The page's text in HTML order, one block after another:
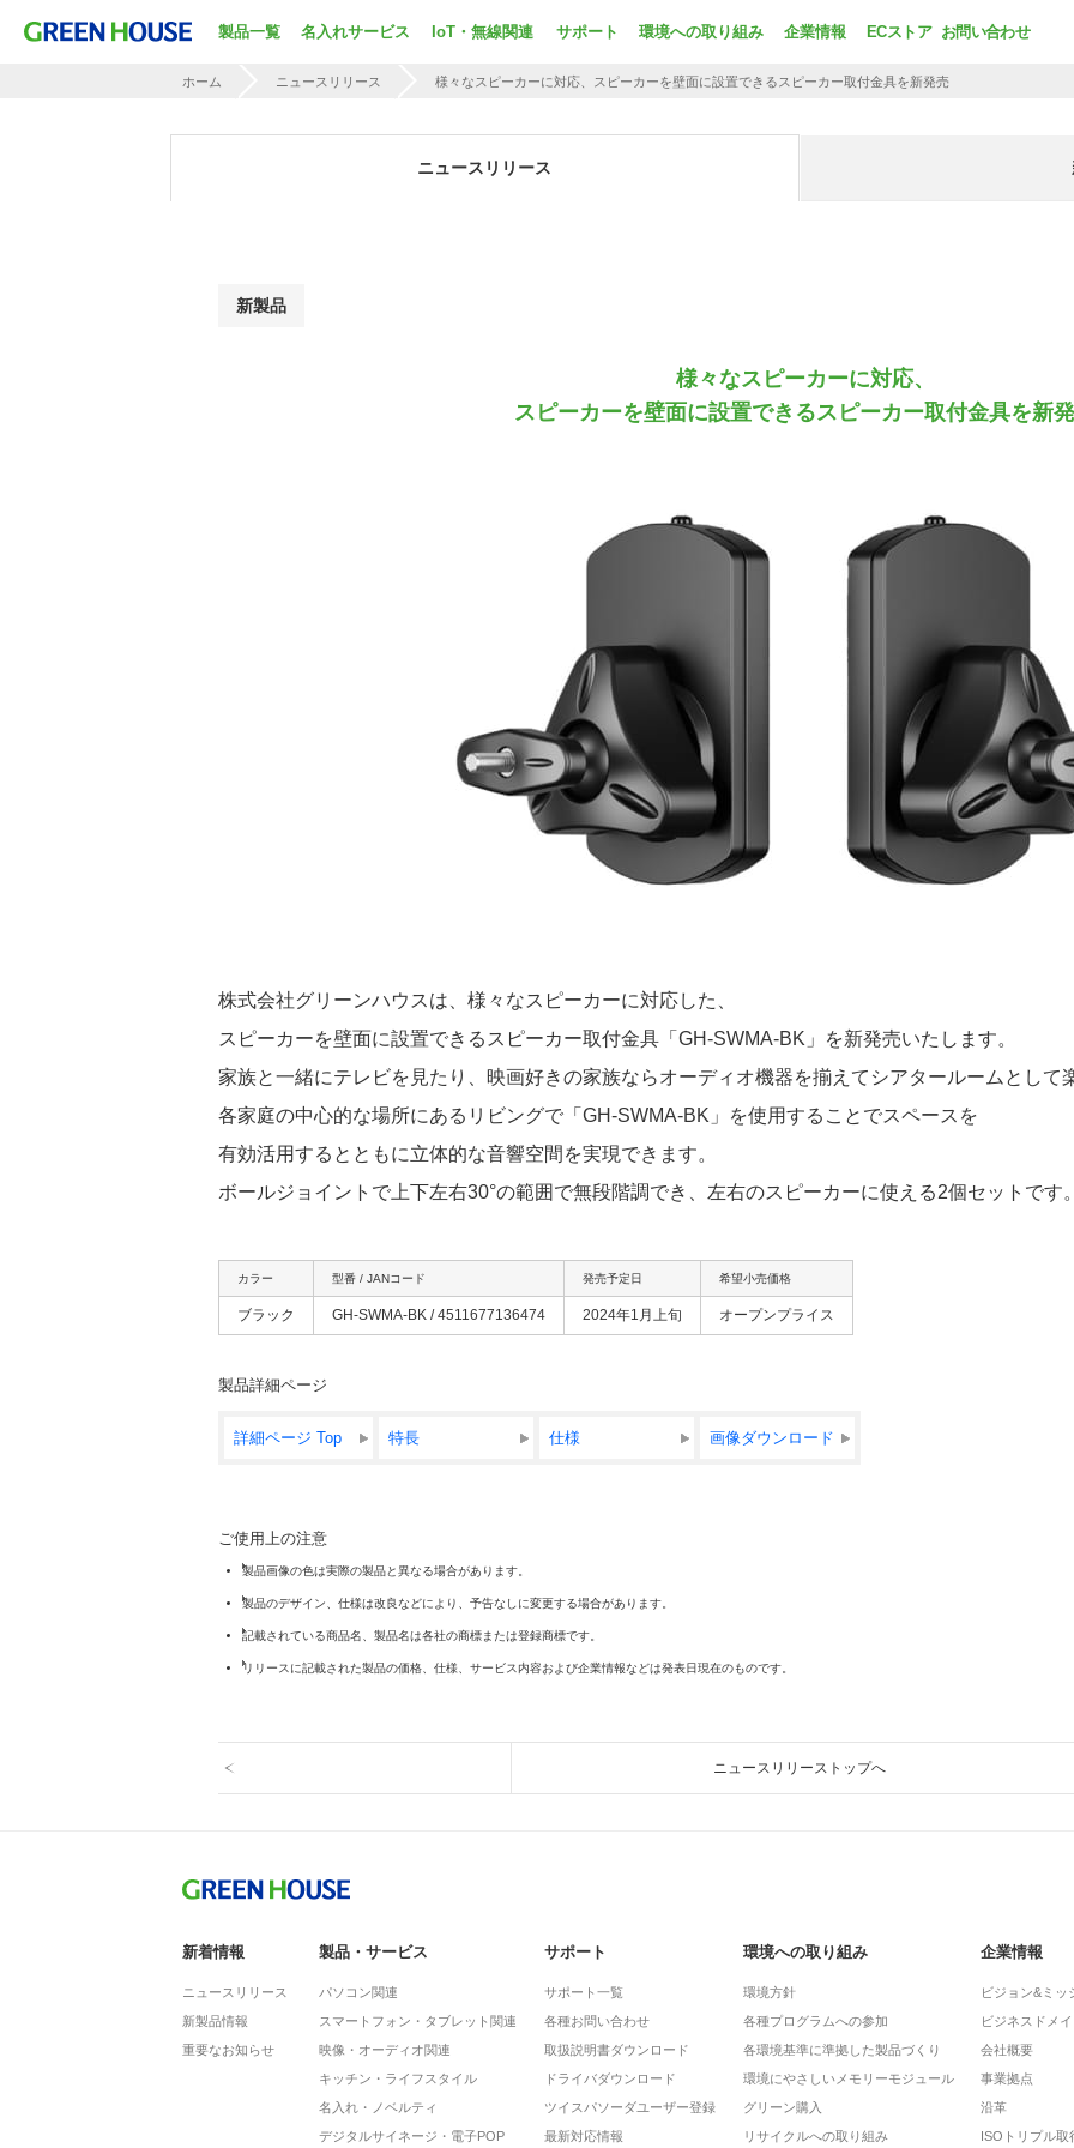
製品一覧 名入れサービス IoT・無線関連 サポート 環境への取り組み 企業情報 ECストア お問い合わせ
ホーム ニュースリリース 様々なスピーカーに対応、 スピーカーを壁面に設置できるスピーカー取付金具を新発売
ニュースリリース
新製品
様々なスピーカーに対応、
スピーカーを壁面に設置できるスピーカー取付金具を新
株式会社グリーンハウスは、様々なスピーカーに対応した、
スピーカーを壁面に設置できるスピーカー取付金具「GH-SWMA-BK」を新発売いたします。
家族と一緒にテレビを見たり、映画好きの家族ならオーディオ機器を揃えてシアタールームとして
各家庭の中心的な場所にあるリビングで「GH-SWMA-BK」を使用することでスペースを
有効活用するとともに立体的な音響空間を実現できます。
ボールジョイントで上下左右30°の範囲で無段階調でき、左右のスピーカーに使える2個セットです。
カラー 型番 / JANコード 発売予定日 希望小売価格
ブラック GH-SWMA-BK / 4511677136474 2024年1月上旬 オープンプライス
製品詳細ページ
詳細ページ Top 特長 仕様 画像ダウンロード
ご使用上の注意
製品画像の色は実際の製品と異なる場合があります。
製品のデザイン、仕様は改良などにより、予告なしに変更する場合があります。
記載されている商品名、製品名は各社の商標または登録商標です。
リリースに記載された製品の価格、仕様、サービス内容および企業情報などは発表日現在のものです。
ニュースリリーストップへ
新着情報
ニュースリリース
新製品情報
重要なお知らせ
製品・サービス
パソコン関連
スマートフォン・タブレット関連
映像・オーディオ関連
キッチン・ライフスタイル
名入れ・ノベルティ
デジタルサイネージ・電子POP
サポート
サポート一覧
各種お問い合わせ
取扱説明書ダウンロード
ドライバダウンロード
ツイスパソーダユーザー登録
最新対応情報
環境への取り組み
環境方針
各種プログラムへの参加
各環境基準に準拠した製品づくり
環境にやさしいメモリーモジュール
グリーン購入
リサイクルへの取り組み
企業情報
ビジョン&ミッ
ビジネスドメ
会社概要
事業拠点
沿革
ISOトリプル取